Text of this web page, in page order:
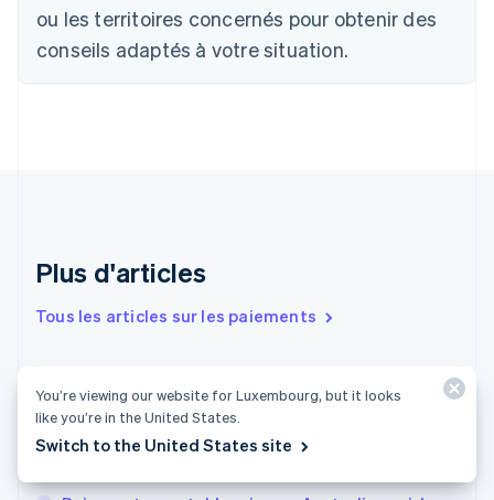
ou les territoires concernés pour obtenir des
conseils adaptés à votre situation.
Plus d'articles
Tous les articles sur les paiements
Assistants d’achat IA : comment ils achètent et
ce que cela signifie pour votre boutique
Créer une entreprise aux Pays-Bas : formes
Chine continentale
简体中文English
Español English
English
Finlande
EnglishSvenska
France
FrançaisEnglish
Gibraltar
You’re viewing our website for Luxembourg, but it looks
like you’re in the United States.
Switch to the United States site